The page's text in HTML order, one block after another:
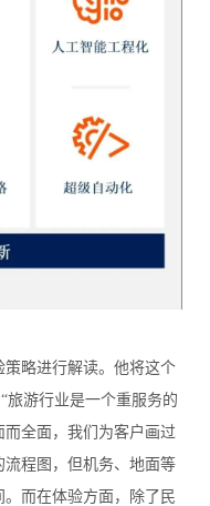
略进行解读。他将这个
旅游行业是一个重服务的
全面，我们为客户画过
程图，但机务、地面等
而在体验方面，除了民